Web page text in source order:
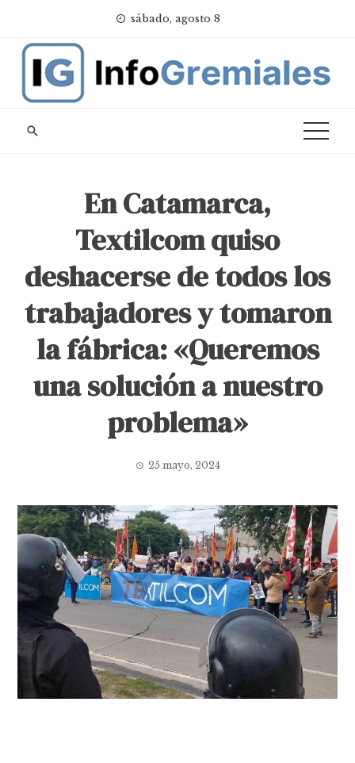
content
sábado, agosto 8
En Catamarca,
Textilcom quiso
deshacerse de todos los
trabajadores y tomaron
la fábrica: «Queremos
una solución a nuestro
problema»
25 mayo, 2024